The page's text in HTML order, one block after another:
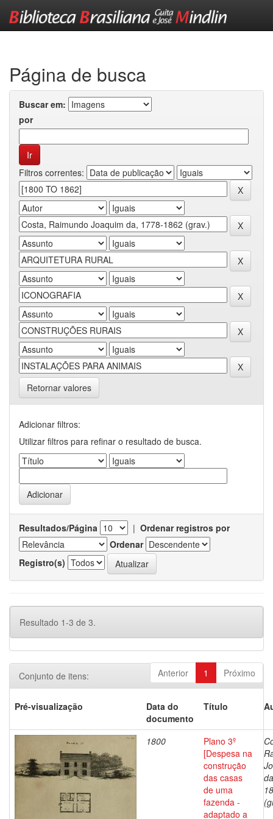
Página de busca
Buscar em:
por
Filtros correntes:
Retornar valores
Adicionar filtros:
Utilizar filtros para refinar o resultado de busca.
Resultados/Página | Ordenar registros por
Ordenar
Registro(s)
Resultado 1-3 de 3.
Anterior 1 Próximo
Conjunto de itens:
Pré-visualização
Data do
documento
Título
1800
Plano 3º
[Despesa na
construção
das casas
de uma
fazenda -
adaptado a